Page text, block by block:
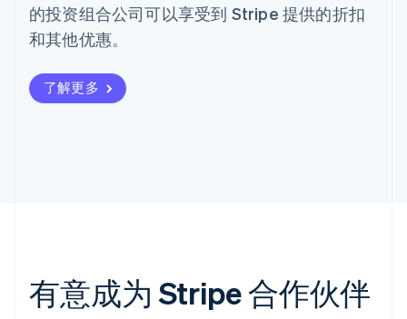
的投资组合公司可以享受到 Stripe 提供的折扣
和其他优惠。
了解更多
有意成为 Stripe 合作伙伴